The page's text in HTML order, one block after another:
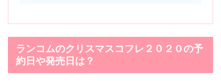
ランコムのクリスマスコフレ２０２０の予
約日や発売日は？